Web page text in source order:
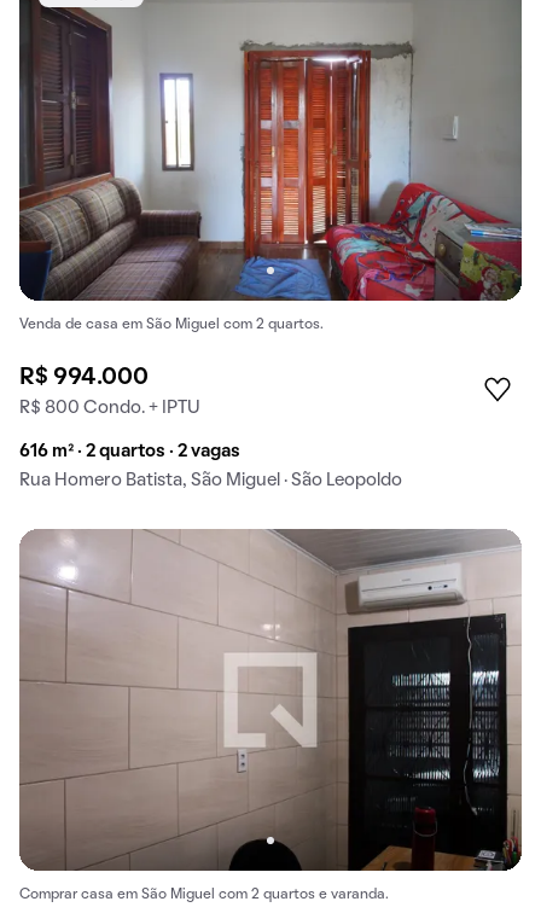
Venda de casa em São Miguel com 2 quartos.
R$ 994.000
R$ 800 Condo. + IPTU
616 m² · 2 quartos · 2 vagas
Rua Homero Batista, São Miguel · São Leopoldo
Comprar casa em São Miguel com 2 quartos e varanda.